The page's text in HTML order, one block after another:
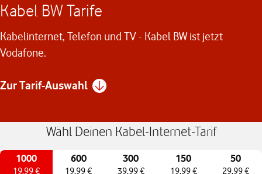
Kabel BW Tarife
Kabelinternet, Telefon und TV - Kabel BW ist jetzt
Vodafone.
Zur Tarif-Auswahl
Wähl Deinen Kabel-Internet-Tarif
1000
19,99 €
600
19,99 €
300
39,99 €
150
19,99 €
50
29,99 €